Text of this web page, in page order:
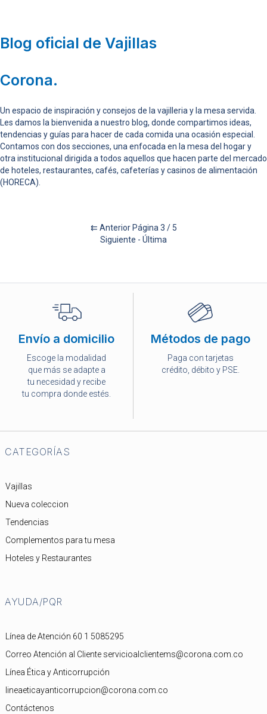
Blog oficial de Vajillas
Corona.
Un espacio de inspiración y consejos de la vajilleria y la mesa servida.
Les damos la bienvenida a nuestro blog, donde compartimos ideas,
tendencias y guías para hacer de cada comida una ocasión especial.
Contamos con dos secciones, una enfocada en la mesa del hogar y
otra institucional dirigida a todos aquellos que hacen parte del mercado
de hoteles, restaurantes, cafés, cafeterías y casinos de alimentación
(HORECA).
⇇ AnteriorPágina 3 / 5
Siguiente - Última
Envío a domicilio
Escoge la modalidad
que más se adapte a
tu necesidad y recibe
tu compra donde estés.
Métodos de pago
Paga con tarjetas
crédito, débito y PSE.
CATEGORÍAS
Vajillas
Nueva coleccion
Tendencias
Complementos para tu mesa
Hoteles y Restaurantes
AYUDA/PQR
Línea de Atención 60 1 5085295
Correo Atención al Cliente servicioalclientems@corona.com.co
Línea Ética y Anticorrupción
lineaeticayanticorrupcion@corona.com.co
Contáctenos